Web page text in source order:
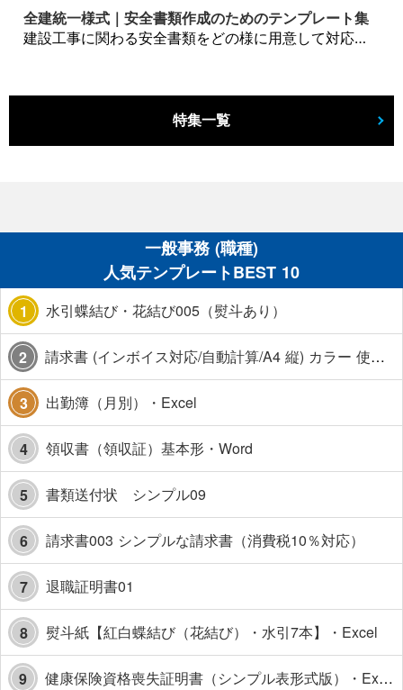
全建統一様式｜安全書類作成のためのテンプレート集
建設工事に関わる安全書類をどの様に用意して対応するか？関連書式テンプレートから書き方の注意点などの役立つコラムをbizoceanがお届けします。
特集一覧
一般事務 (職種)
人気テンプレートBEST 10
1 水引蝶結び・花結び005（熨斗あり）
2 請求書 (インボイス対応/自動計算/A4 縦) カラー 使い方解説あり
3 出勤簿（月別）・Excel
4 領収書（領収証）基本形・Word
5 書類送付状 シンプル09
6 請求書003 シンプルな請求書（消費税10％対応）
7 退職証明書01
8 熨斗紙【紅白蝶結び（花結び）・水引7本】・Excel
9 健康保険資格喪失証明書（シンプル表形式版）・Excel【見本付き】